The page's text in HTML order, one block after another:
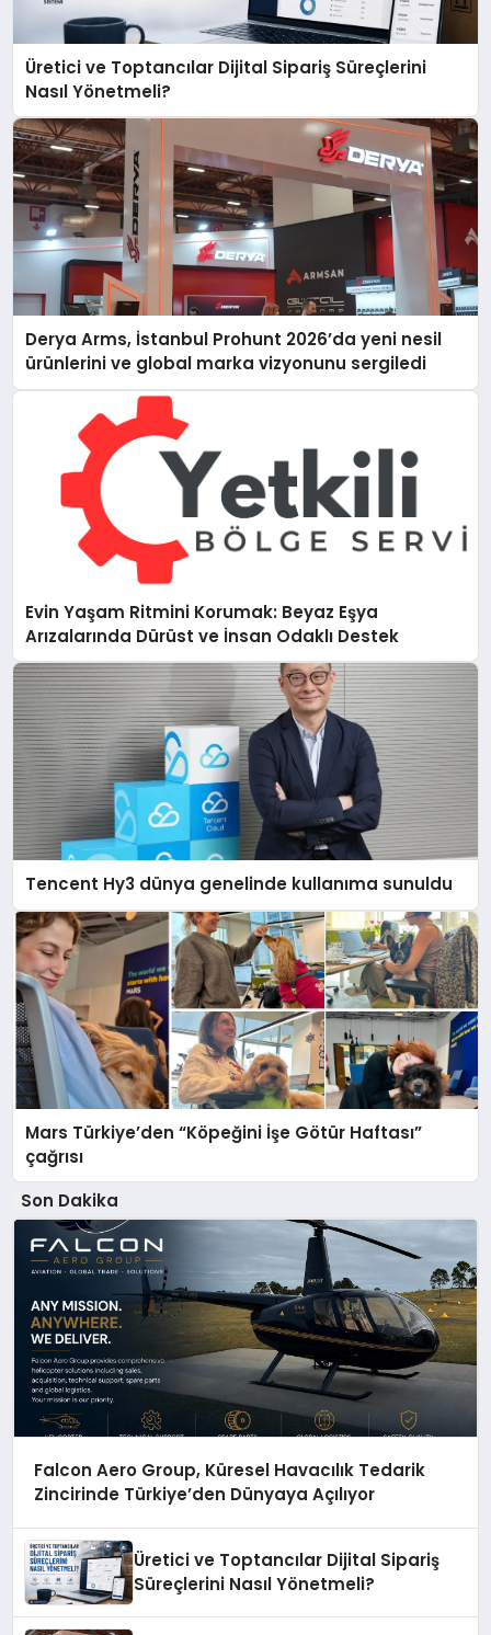
Üretici ve Toptancılar Dijital Sipariş Süreçlerini
Nasıl Yönetmeli?
Derya Arms, İstanbul Prohunt 2026’da yeni nesil
ürünlerini ve global marka vizyonunu sergiledi
Evin Yaşam Ritmini Korumak: Beyaz Eşya
Arızalarında Dürüst ve İnsan Odaklı Destek
Tencent Hy3 dünya genelinde kullanıma sunuldu
Mars Türkiye’den “Köpeğini İşe Götür Haftası”
çağrısı
Son Dakika
Falcon Aero Group, Küresel Havacılık Tedarik
Zincirinde Türkiye’den Dünyaya Açılıyor
Üretici ve Toptancılar Dijital Sipariş
Süreçlerini Nasıl Yönetmeli?